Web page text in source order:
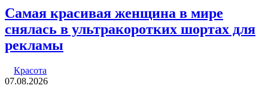
Самая красивая женщина в мире
снялась в ультракоротких шортах для
рекламы
Красота
07.08.2026